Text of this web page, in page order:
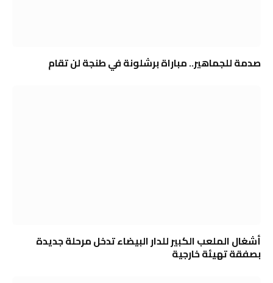
صدمة للجماهير.. مباراة برشلونة في طنجة لن تقام
أشغال الملعب الكبير للدار البيضاء تدخل مرحلة جديدة
بصفقة تهيئة خارجية